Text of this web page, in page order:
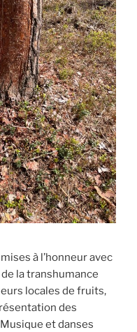
à l’honneur avec
la transhumance
locales de fruits,
des
et danses